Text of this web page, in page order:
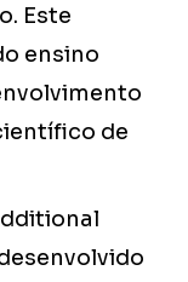
Este
ensino
de